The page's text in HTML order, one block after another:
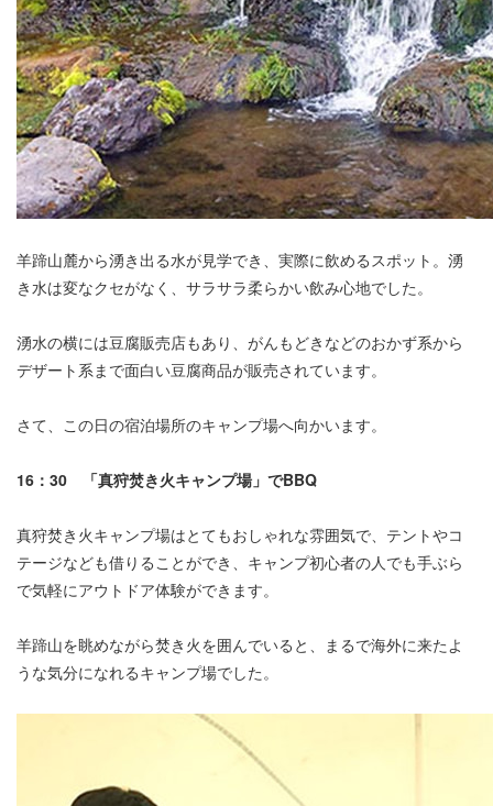
羊蹄山麓から湧き出る水が見学でき、実際に飲めるスポット。湧
き水は変なクセがなく、サラサラ柔らかい飲み心地でした。
湧水の横には豆腐販売店もあり、がんもどきなどのおかず系から
デザート系まで面白い豆腐商品が販売されています。
さて、この日の宿泊場所のキャンプ場へ向かいます。
16：30 「真狩焚き火キャンプ場」でBBQ
真狩焚き火キャンプ場はとてもおしゃれな雰囲気で、テントやコ
テージなども借りることができ、キャンプ初心者の人でも手ぶら
で気軽にアウトドア体験ができます。
羊蹄山を眺めながら焚き火を囲んでいると、まるで海外に来たよ
うな気分になれるキャンプ場でした。